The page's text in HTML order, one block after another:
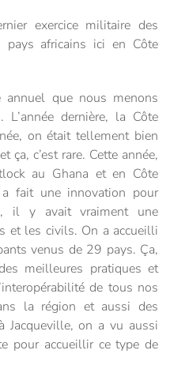
exercice militaire des
pays africains ici en Côte
annuel que nous menons
L’année dernière, la Côte
on était tellement bien
ça, c’est rare. Cette année,
au Ghana et en Côte
a fait une innovation pour
il y avait vraiment une
et les civils. On a accueilli
venus de 29 pays. Ça,
meilleures pratiques et
de tous nos
la région et aussi des
Jacqueville, on a vu aussi
pour accueillir ce type de